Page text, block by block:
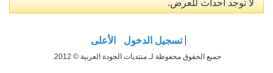
لا توجد أحداث للعرض.
تسجيل الدخول الأعلى
جميع الحقوق محفوظة لـ منتديات الجودة العربية © 2012.